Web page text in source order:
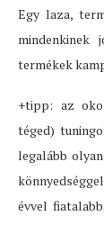
Egy laza,
termékek
+tipp: az
téged)
legalább
évvel